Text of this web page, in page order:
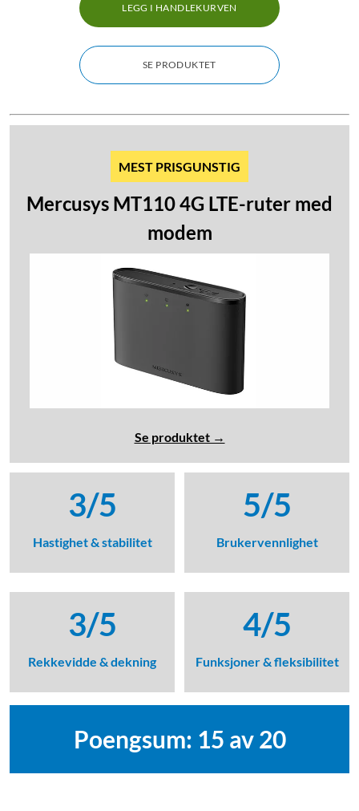
LEGG I HANDLEKURVEN
SE PRODUKTET
MEST PRISGUNSTIG
Mercusys MT110 4G LTE-ruter med
modem
Se produktet →
3/5
Hastighet & stabilitet
3/5
Rekkevidde & dekning
5/5
Brukervennlighet
4/5
Funksjoner & fleksibilitet
Poengsum: 15 av 20